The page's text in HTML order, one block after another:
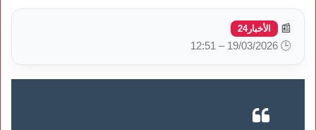
📰 الأخبار24
🕒 19/03/2026 – 12:51